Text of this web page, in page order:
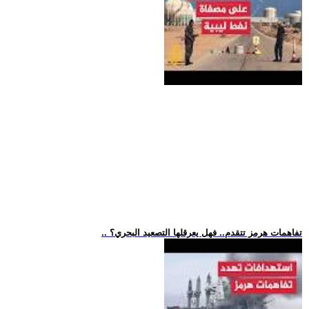
.. تفاهمات هرمز تتقدم.. فهل يعرقلها التصعيد البحري؟